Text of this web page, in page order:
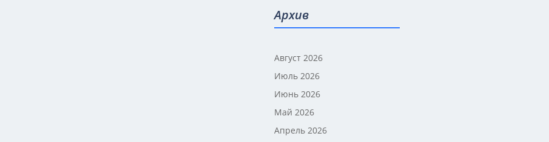
Архив
Август 2026
Июль 2026
Июнь 2026
Май 2026
Апрель 2026